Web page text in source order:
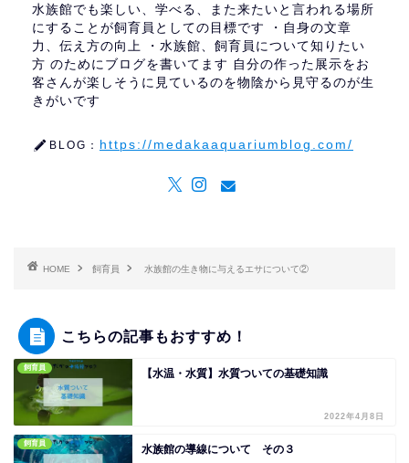
水族館でも楽しい、学べる、また来たいと言われる場所
にすることが飼育員としての目標です ・自身の文章
力、伝え方の向上 ・水族館、飼育員について知りたい
方 のためにブログを書いてます 自分の作った展示をお
客さんが楽しそうに見ているのを物陰から見守るのが生
きがいです
BLOG： https://medakaaquariumblog.com/
HOME 飼育員 水族館の生き物に与えるエサについて②
こちらの記事もおすすめ！
飼育員 【水温・水質】水質ついての基礎知識
2022年4月8日
飼育員 水族館の導線について その３